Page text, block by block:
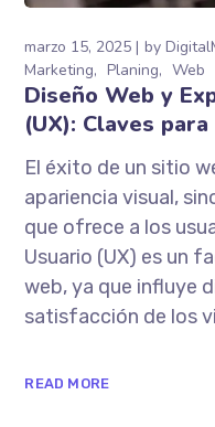
marzo 15, 2025 by
Marketing
Planing Web
Diseño Web y
(UX): Claves
El éxito de un sitio
apariencia visual,
que ofrece a los
Usuario (UX) es un
web, ya que influye
satisfacción de los
READ MORE